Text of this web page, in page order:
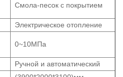
Смола-песок с покрытием
Электрическое отопление
0~10МПа
Ручной и автоматический